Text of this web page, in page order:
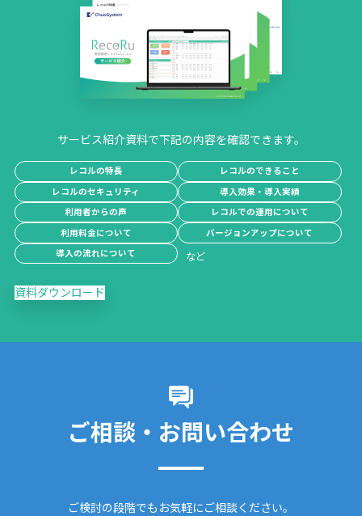
サービス紹介資料で下記の内容を確認できます。
レコルの特長
レコルのできること
レコルのセキュリティ
導入効果・導入実績
利用者からの声
レコルでの運用について
利用料金について
バージョンアップについて
導入の流れについて
資料ダウンロード
ご相談・お問い合わせ
ご検討の段階でもお気軽にご相談ください。